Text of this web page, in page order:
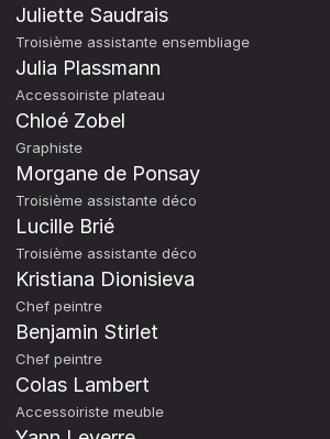
Juliette Saudrais
Troisième assistante ensembliage
Julia Plassmann
Accessoiriste plateau
Chloé Zobel
Graphiste
Morgane de Ponsay
Troisième assistante déco
Lucille Brié
Troisième assistante déco
Kristiana Dionisieva
Chef peintre
Benjamin Stirlet
Chef peintre
Colas Lambert
Accessoiriste meuble